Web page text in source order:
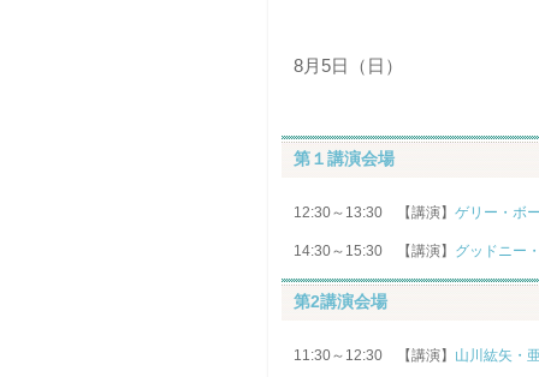
8月5日（日）
第１講演会場
12:30～13:30 【講演】 ゲリー・ボ
14:30～15:30 【講演】 グッドニー
第2講演会場
11:30～12:30 【講演】 山川紘矢・